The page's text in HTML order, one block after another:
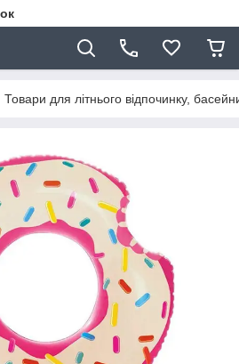
Товари для літнього відпочинку,